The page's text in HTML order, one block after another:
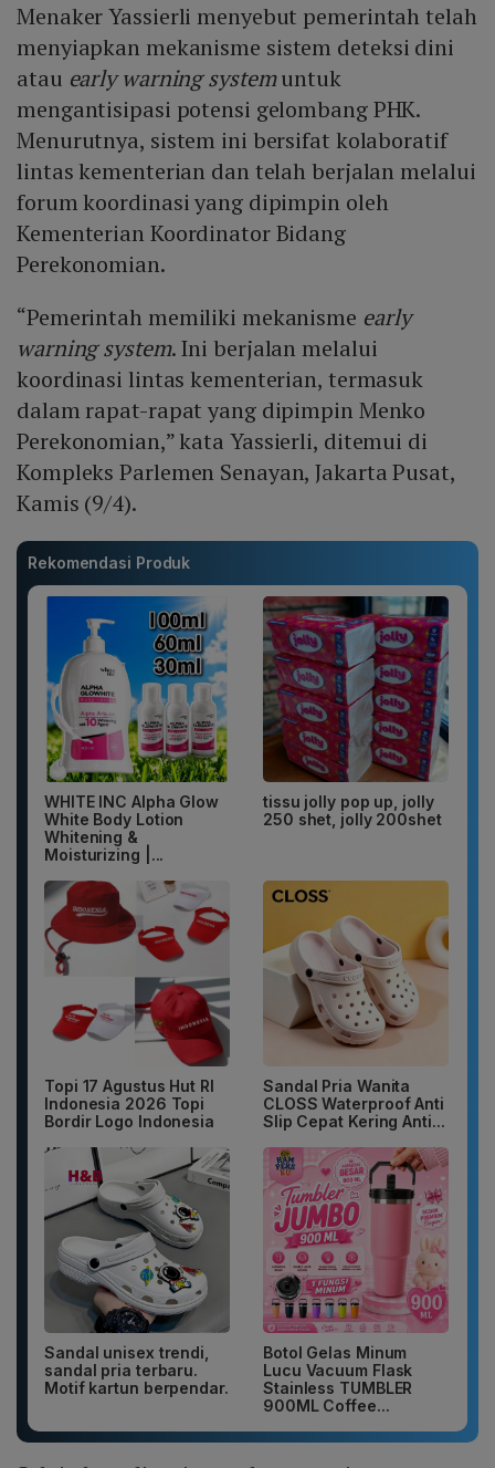
Menaker Yassierli menyebut pemerintah telah
menyiapkan mekanisme sistem deteksi dini
atau early warning systemuntuk
mengantisipasi potensi gelombang PHK.
Menurutnya, sistem ini bersifat kolaboratif
lintas kementerian dan telah berjalan melalui
forum koordinasi yang dipimpin oleh
Kementerian Koordinator Bidang
Perekonomian.
“Pemerintah memiliki mekanisme early
warning system. Ini berjalan melalui
koordinasi lintas kementerian, termasuk
dalam rapat-rapat yang dipimpin Menko
Perekonomian,” kata Yassierli, ditemui di
Kompleks Parlemen Senayan, Jakarta Pusat,
Kamis (9/4).
Rekomendasi Produk
WHITE INC Alpha Glow
White Body Lotion
Whitening &
Moisturizing |...
tissu jolly pop up, jolly
250 shet, jolly 200shet
Topi 17 Agustus Hut RI
Indonesia 2026 Topi
Bordir Logo Indonesia
Sandal Pria Wanita
CLOSS Waterproof Anti
Slip Cepat Kering Anti...
Sandal unisex trendi,
sandal pria terbaru.
Motif kartun berpendar.
Botol Gelas Minum
Lucu Vacuum Flask
Stainless TUMBLER
900ML Coffee...